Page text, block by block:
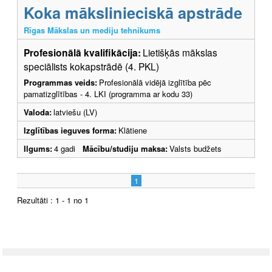
Koka mākslinieciskā apstrāde
Rīgas Mākslas un mediju tehnikums
Profesionālā kvalifikācija: Lietišķās mākslas
speciālists kokapstrādē (4. PKL)
Programmas veids: Profesionālā vidējā izglītība pēc
pamatizglītības - 4. LKI (programma ar kodu 33)
Valoda:latviešu (LV)
Izglītības ieguves forma: Klātiene
Ilgums:4 gadi Mācību/studiju maksa:Valsts budžets
1
Rezultāti : 1 - 1 no 1